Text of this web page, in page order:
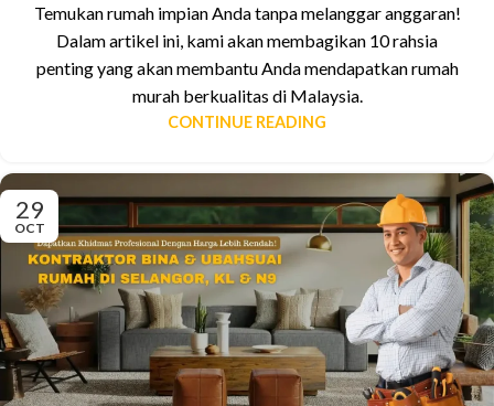
Temukan rumah impian Anda tanpa melanggar anggaran!
Dalam artikel ini, kami akan membagikan 10 rahsia
penting yang akan membantu Anda mendapatkan rumah
murah berkualitas di Malaysia.
CONTINUE READING
29
OCT